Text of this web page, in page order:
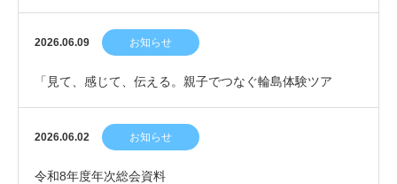
2026.06.09 お知らせ
「見て、感じて、伝える。親子でつなぐ輪島体験ツア
ー」 公益社団法人 日本青年会議所北陸信越地区協議会…
2026.06.02 お知らせ
令和8年度年次総会資料